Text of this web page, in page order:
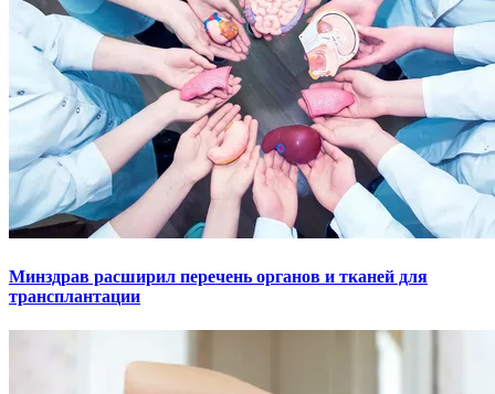
Минздрав расширил перечень органов и тканей для
трансплантации